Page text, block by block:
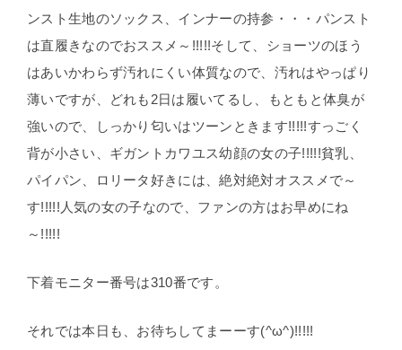
ンスト生地のソックス、インナーの持参・・・パンスト
は直履きなのでおススメ～!!!!!そして、ショーツのほう
はあいかわらず汚れにくい体質なので、汚れはやっぱり
薄いですが、どれも2日は履いてるし、もともと体臭が
強いので、しっかり匂いはツーンときます!!!!!すっごく
背が小さい、ギガントカワユス幼顔の女の子!!!!!貧乳、
パイパン、ロリータ好きには、絶対絶対オススメで～
す!!!!!人気の女の子なので、ファンの方はお早めにね
～!!!!!
下着モニター番号は310番です。
それでは本日も、お待ちしてまーーす(^ω^)!!!!!